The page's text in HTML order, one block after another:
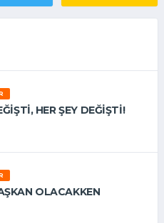
HER ŞEY DEĞIŞTI!
OLACAKKEN